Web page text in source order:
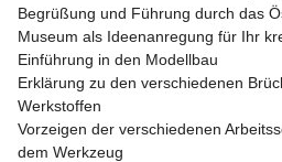
Begrüßung und Führung durch das
Museum als Ideenanregung für Ihr
Einführung in den Modellbau
Erklärung zu den verschiedenen
Werkstoffen
Vorzeigen der verschiedenen
dem Werkzeug